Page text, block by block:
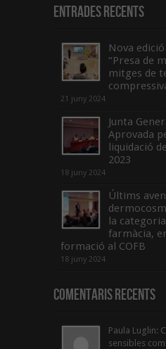
Entrades recents
Nova
“Presa de
mitges de
21 juny 2024
Junta
Aprovada
liquidació
2023
18 juny 2024
Últims
la
farmàcia,
formació al COFB
18 juny 2024
Comentaris Recents
Paula Luglin:
sensibles